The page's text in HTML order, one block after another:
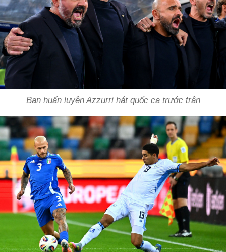
Ban huấn luyện Azzurri hát quốc ca trước trận